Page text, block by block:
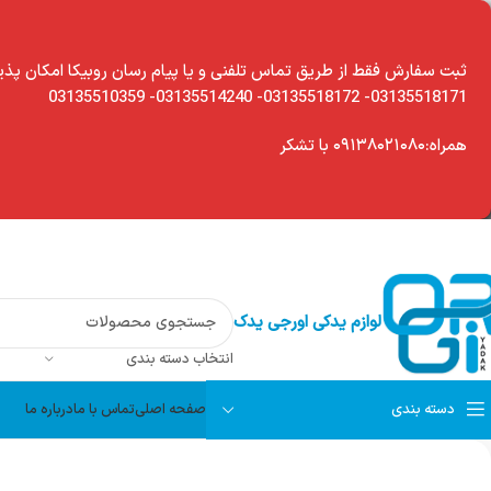
modal-check
ثبت سفارش فقط از طریق تماس تلفنی و یا پیام رسان روبیکا امکان
03135518171- 03135518172- 03135514240- 03135510359
همراه:۰۹۱۳۸۰۲۱۰۸۰ با تشکر
لوازم یدکی اورجی یدک
انتخاب دسته بندی
دسته بندی صفحه اصلیتماس با مادرباره ما